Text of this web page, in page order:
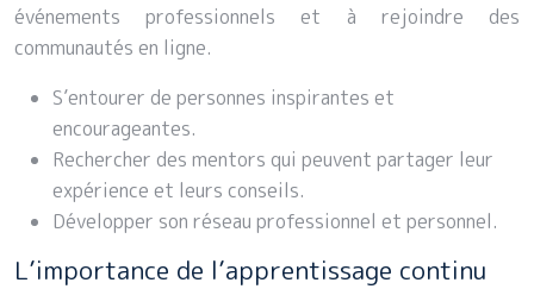
événements professionnels et à rejoindre des
communautés en ligne.
S’entourer de personnes inspirantes et
encourageantes.
Rechercher des mentors qui peuvent partager leur
expérience et leurs conseils.
Développer son réseau professionnel et personnel.
L’importance de l’apprentissage continu